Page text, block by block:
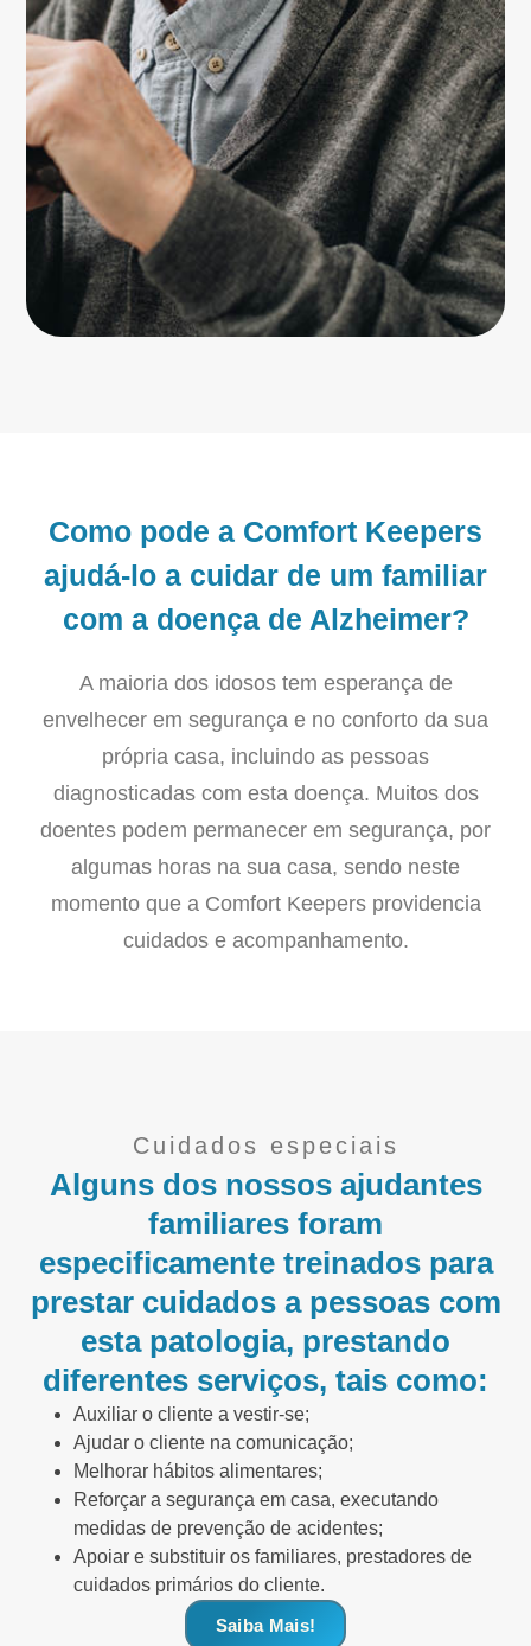
Como pode a Comfort Keepers
ajudá-lo a cuidar de um familiar
com a doença de Alzheimer?
A maioria dos idosos tem esperança de
envelhecer em segurança e no conforto da sua
própria casa, incluindo as pessoas
diagnosticadas com esta doença. Muitos dos
doentes podem permanecer em segurança, por
algumas horas na sua casa, sendo neste
momento que a Comfort Keepers providencia
cuidados e acompanhamento.
Cuidados especiais
Alguns dos nossos ajudantes
familiares foram
especificamente treinados para
prestar cuidados a pessoas com
esta patologia, prestando
diferentes serviços, tais como:
Auxiliar o cliente a vestir-se;
Ajudar o cliente na comunicação;
Melhorar hábitos alimentares;
Reforçar a segurança em casa, executando
medidas de prevenção de acidentes;
Apoiar e substituir os familiares, prestadores de
cuidados primários do cliente.
Saiba Mais!